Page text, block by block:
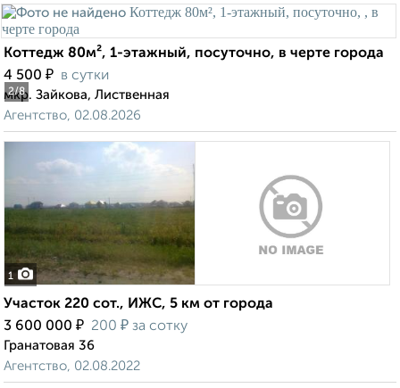
2/8
Коттедж 80м², 1-этажный, посуточно, в черте города
4 500 ₽ в сутки
мкр. Зайкова, Лиственная
Агентство, 02.08.2026
1
Участок 220 сот., ИЖС, 5 км от города
3 600 000 ₽ 200 ₽ за сотку
Гранатовая 36
Агентство, 02.08.2022